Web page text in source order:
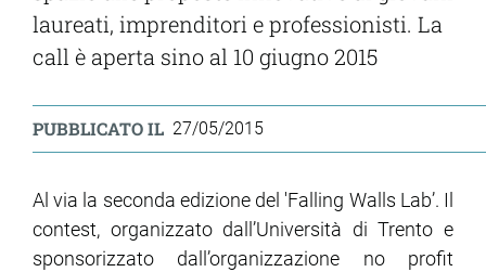
laureati, imprenditori e professionisti. La
call è aperta sino al 10 giugno 2015
PUBBLICATO IL 27/05/2015
Al via la seconda edizione del 'Falling Walls Lab’. Il
contest, organizzato dall’Università di Trento e
sponsorizzato dall’organizzazione no profit